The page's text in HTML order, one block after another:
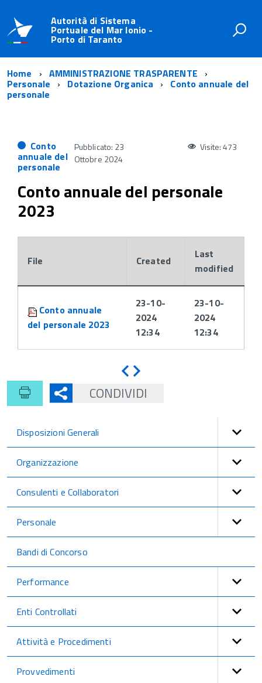
Autorità di Sistema
Portuale del Mar Ionio -
Porto di Taranto
Home AMMINISTRAZIONE TRASPARENTE
Personale Dotazione Organica Conto annuale del
personale
Conto
annuale del
personale
Pubblicato: 23
Ottobre 2024
Visite: 473
Conto annuale del personale
2023
File Created
Last
modified
Conto annuale
del personale 2023
23-10-
2024
12:34
23-10-
2024
12:34
Indietro
CONDIVIDI
Disposizioni Generali
Organizzazione
Consulenti e Collaboratori
Personale
Bandi di Concorso
Performance
Enti Controllati
Attività e Procedimenti
Provvedimenti